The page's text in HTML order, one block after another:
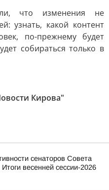
что изменения не
узнать, какой контент
по-прежнему будет
собираться только в
Кирова"
сенаторов Совета
весенней сессии-2026